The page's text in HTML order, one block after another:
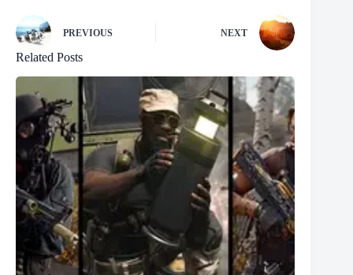
PREVIOUS NEXT
Related Posts